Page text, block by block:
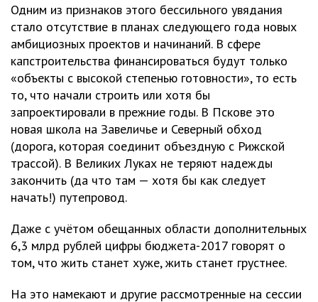
Одним из признаков этого бессильного увядания
стало отсутствие в планах следующего года новых
амбициозных проектов и начинаний. В сфере
капстроительства финансироваться будут только
«объекты с высокой степенью готовности», то есть
то, что начали строить или хотя бы
запроектировали в прежние годы. В Пскове это
новая школа на Завеличье и Северный обход
(дорога, которая соединит объездную с Рижской
трассой). В Великих Луках не теряют надежды
закончить (да что там — хотя бы как следует
начать!) путепровод.
Даже с учётом обещанных области дополнительных
6,3 млрд рублей цифры бюджета-2017 говорят о
том, что жить станет хуже, жить станет грустнее.
На это намекают и другие рассмотренные на сессии